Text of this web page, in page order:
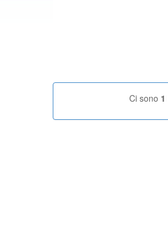
Ci sono 1